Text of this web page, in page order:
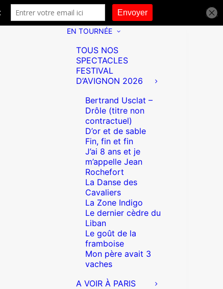
EN TOURNÉE
TOUS NOS
SPECTACLES
FESTIVAL
D’AVIGNON 2026
Bertrand Usclat –
Drôle (titre non
contractuel)
D’or et de sable
Fin, fin et fin
J’ai 8 ans et je
m’appelle Jean
Rochefort
La Danse des
Cavaliers
La Zone Indigo
Le dernier cèdre du
Liban
Le goût de la
framboise
Mon père avait 3
vaches
A VOIR À PARIS